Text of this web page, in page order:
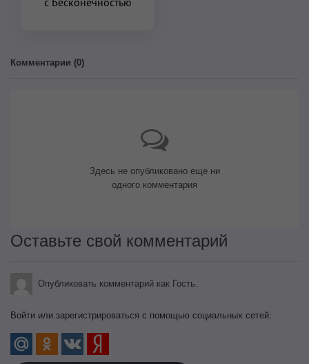
Комментарии (0)
Здесь не опубликовано еще ни
одного комментария
Оставьте свой комментарий
Опубликовать комментарий как Гость.
Войти или зарегистрироваться с помощью социальных сетей: